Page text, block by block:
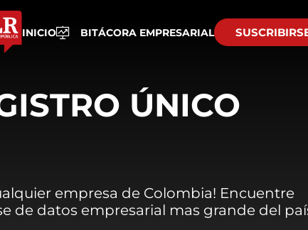
INICIO BITÁCORA EMPRESARIAL
ÚNICO
empresa de Colombia! Encuentre
de datos empresarial mas grande del